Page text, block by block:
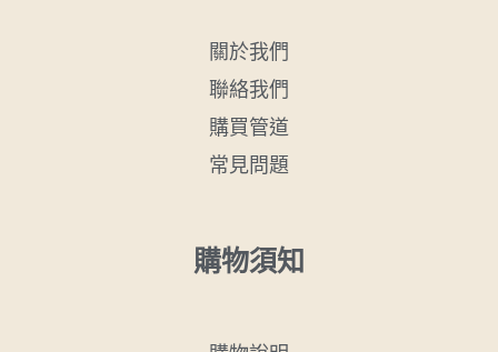
關於我們
聯絡我們
購買管道
常見問題
購物須知